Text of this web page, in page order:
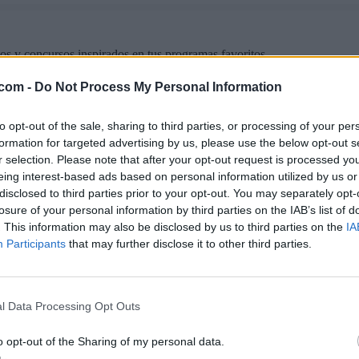
- Do Not Process My Personal Information
opt-out of the sale, sharing to third parties, or processing of your
for targeted advertising by us, please use the below opt-out
selection. Please note that after your opt-out request is processed
interest-based ads based on personal information utilized by us
to third parties prior to your opt-out. You may separately
of your personal information by third parties on the IAB’s list of
This information may also be disclosed by us to third parties on the
Participants that may further disclose it to other third parties.
Data Processing Opt Outs
opt-out of the Sharing of my personal data.
y concursos inspirados en tus programas favoritos.
CIFRAS LETRAS PALABRA OCULTA SOPA DE LETRAS
en España.
GENTE TV CONCURSOS REALITIES